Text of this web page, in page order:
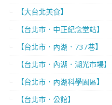
【大台北美食】
【台北市．中正紀念堂站】
【台北市．內湖．737巷】
【台北市．內湖．湖光市場】
【台北市．內湖科學園區】
【台北市．公館】